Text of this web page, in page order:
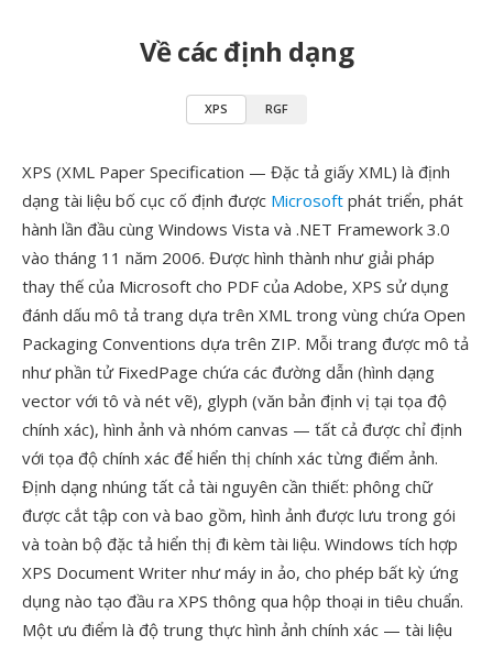
Về các định dạng
XPS RGF
XPS (XML Paper Specification — Đặc tả giấy XML) là định
dạng tài liệu bố cục cố định được Microsoft phát triển, phát
hành lần đầu cùng Windows Vista và .NET Framework 3.0
vào tháng 11 năm 2006. Được hình thành như giải pháp
thay thế của Microsoft cho PDF của Adobe, XPS sử dụng
đánh dấu mô tả trang dựa trên XML trong vùng chứa Open
Packaging Conventions dựa trên ZIP. Mỗi trang được mô tả
như phần tử FixedPage chứa các đường dẫn (hình dạng
vector với tô và nét vẽ), glyph (văn bản định vị tại tọa độ
chính xác), hình ảnh và nhóm canvas — tất cả được chỉ định
với tọa độ chính xác để hiển thị chính xác từng điểm ảnh.
Định dạng nhúng tất cả tài nguyên cần thiết: phông chữ
được cắt tập con và bao gồm, hình ảnh được lưu trong gói
và toàn bộ đặc tả hiển thị đi kèm tài liệu. Windows tích hợp
XPS Document Writer như máy in ảo, cho phép bất kỳ ứng
dụng nào tạo đầu ra XPS thông qua hộp thoại in tiêu chuẩn.
Một ưu điểm là độ trung thực hình ảnh chính xác — tài liệu